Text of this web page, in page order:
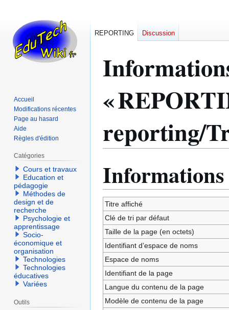
«
reporting/
navigation
recherche
Informations
Titre affiché
Clé de tri par défaut
Taille de la page (en octets)
Identifiant dʼespace de noms
Espace de noms
Identifiant de la page
Langue du contenu de la page
Modèle de contenu de la page
REPORTING Discussion
Accueil
Modifications récentes
Page au hasard
Aide
Règles d'édition
Catégories
Cours et travaux
Education et
pédagogie
Méthodes de
design et de
recherche
Psychologie et
apprentissage
Socio-
économique et
organisation
Technologies
Technologies
éducatives
Variées
Outils